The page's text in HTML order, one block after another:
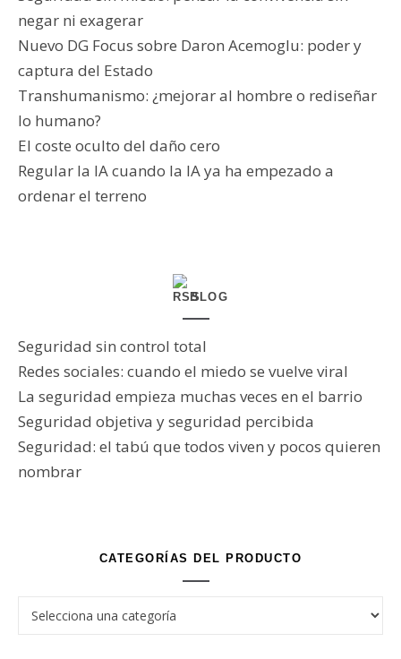
negar ni exagerar
Nuevo DG Focus sobre Daron Acemoglu: poder y
captura del Estado
Transhumanismo: ¿mejorar al hombre o rediseñar
lo humano?
El coste oculto del daño cero
Regular la IA cuando la IA ya ha empezado a
ordenar el terreno
BLOG
Seguridad sin control total
Redes sociales: cuando el miedo se vuelve viral
La seguridad empieza muchas veces en el barrio
Seguridad objetiva y seguridad percibida
Seguridad: el tabú que todos viven y pocos quieren
nombrar
CATEGORÍAS DEL PRODUCTO